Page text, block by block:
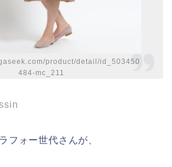
product/detail/id_503450
484-mc_211
フォー世代さんが、